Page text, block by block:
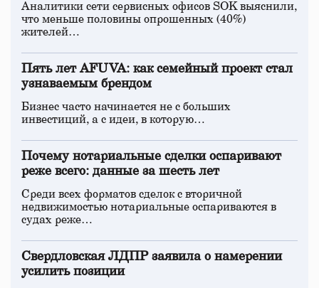
Аналитики сети сервисных офисов SOK выяснили,
что меньше половины опрошенных (40%)
жителей…
Пять лет AFUVA: как семейный проект стал
узнаваемым брендом
Бизнес часто начинается не с больших
инвестиций, а с идеи, в которую…
Почему нотариальные сделки оспаривают
реже всего: данные за шесть лет
Среди всех форматов сделок с вторичной
недвижимостью нотариальные оспариваются в
судах реже…
Свердловская ЛДПР заявила о намерении
усилить позиции